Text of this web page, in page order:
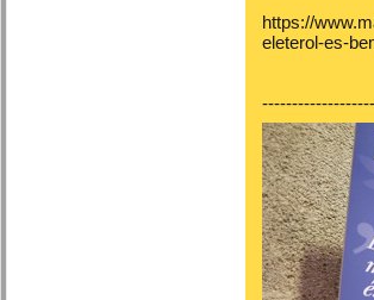
https://
eleterol-es-